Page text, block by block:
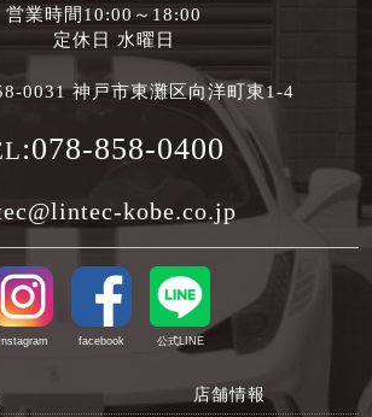
営業時間10:00～18:00
定休日 水曜日
0031 神戸市東灘区向洋町東1-4
:078-858-0400
kobe.co.jp
Instagram facebook 公式LINE
店舗情報